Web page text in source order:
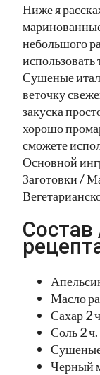
Ниже я
небольшого
Сушеные
веточку
закуска
хорошо
сможете
Основной
Заготовки /
Масло
Сахар 2
Соль 2
Сушеные
Черный